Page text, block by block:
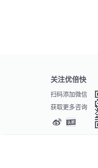
关注优倍快
扫码添加微信
获取更多咨询